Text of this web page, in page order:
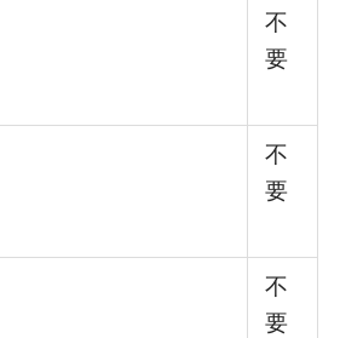
不
要
不
要
不
要